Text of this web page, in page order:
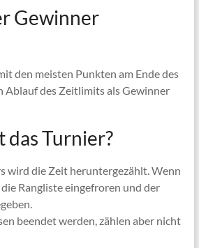
Gewinner
den meisten Punkten am Ende des
Ablauf des Zeitlimits als Gewinner
das Turnier?
wird die Zeit heruntergezählt. Wenn
Rangliste eingefroren und der
beendet werden, zählen aber nicht